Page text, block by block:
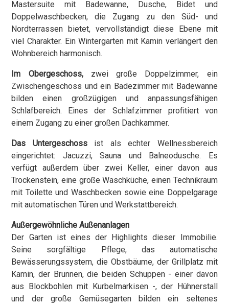
Mastersuite mit Badewanne, Dusche, Bidet und
Doppelwaschbecken, die Zugang zu den Süd- und
Nordterrassen bietet, vervollständigt diese Ebene mit
viel Charakter. Ein Wintergarten mit Kamin verlängert den
Wohnbereich harmonisch.
Im Obergeschoss,zwei große Doppelzimmer, ein
Zwischengeschoss und ein Badezimmer mit Badewanne
bilden einen großzügigen und anpassungsfähigen
Schlafbereich. Eines der Schlafzimmer profitiert von
einem Zugang zu einer großen Dachkammer.
Das Untergeschossist als echter Wellnessbereich
eingerichtet: Jacuzzi, Sauna und Balneodusche. Es
verfügt außerdem über zwei Keller, einer davon aus
Trockenstein, eine große Waschküche, einen Technikraum
mit Toilette und Waschbecken sowie eine Doppelgarage
mit automatischen Türen und Werkstattbereich.
Außergewöhnliche Außenanlagen
Der Garten ist eines der Highlights dieser Immobilie.
Seine sorgfältige Pflege, das automatische
Bewässerungssystem, die Obstbäume, der Grillplatz mit
Kamin, der Brunnen, die beiden Schuppen - einer davon
aus Blockbohlen mit Kurbelmarkisen -, der Hühnerstall
und der große Gemüsegarten bilden ein seltenes